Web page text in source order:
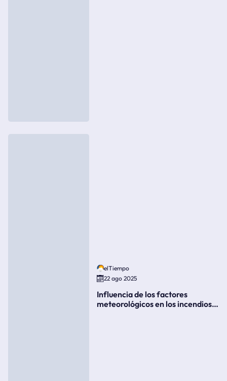
elTiempo
22 ago 2025
Influencia de los factores
meteorológicos en los incendios